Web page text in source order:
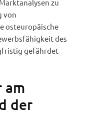
zu
von
osteuropäische
des
gefährdet
am
der